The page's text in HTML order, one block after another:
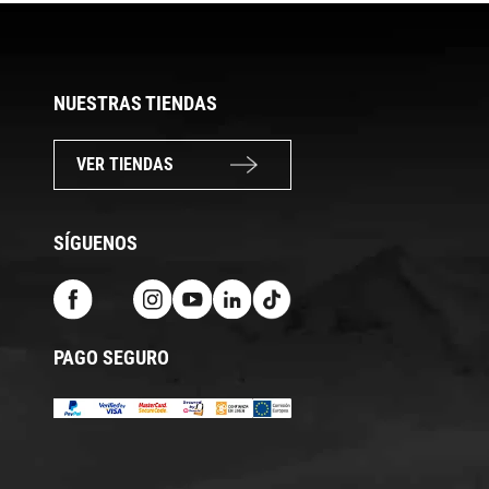
NUESTRAS TIENDAS
VER TIENDAS
SÍGUENOS
PAGO SEGURO